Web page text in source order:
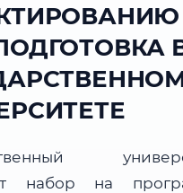
набор на